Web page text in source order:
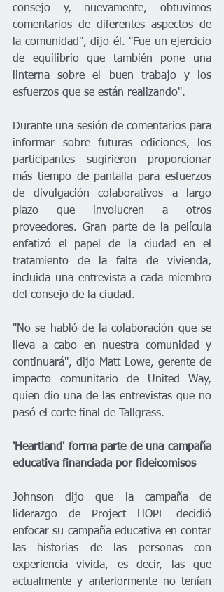
consejo y, nuevamente, obtuvimos
comentarios de diferentes aspectos de
la comunidad", dijo él. "Fue un ejercicio
de equilibrio que también pone una
linterna sobre el buen trabajo y los
esfuerzos que se están realizando".
Durante una sesión de comentarios para
informar sobre futuras ediciones, los
participantes sugirieron proporcionar
más tiempo de pantalla para esfuerzos
de divulgación colaborativos a largo
plazo que involucren a otros
proveedores. Gran parte de la película
enfatizó el papel de la ciudad en el
tratamiento de la falta de vivienda,
incluida una entrevista a cada miembro
del consejo de la ciudad.
"No se habló de la colaboración que se
lleva a cabo en nuestra comunidad y
continuará", dijo Matt Lowe, gerente de
impacto comunitario de United Way,
quien dio una de las entrevistas que no
pasó el corte final de Tallgrass.
'Heartland' forma parte de una campaña
educativa financiada por fideicomisos
Johnson dijo que la campaña de
liderazgo de Project HOPE decidió
enfocar su campaña educativa en contar
las historias de las personas con
experiencia vivida, es decir, las que
actualmente y anteriormente no tenían